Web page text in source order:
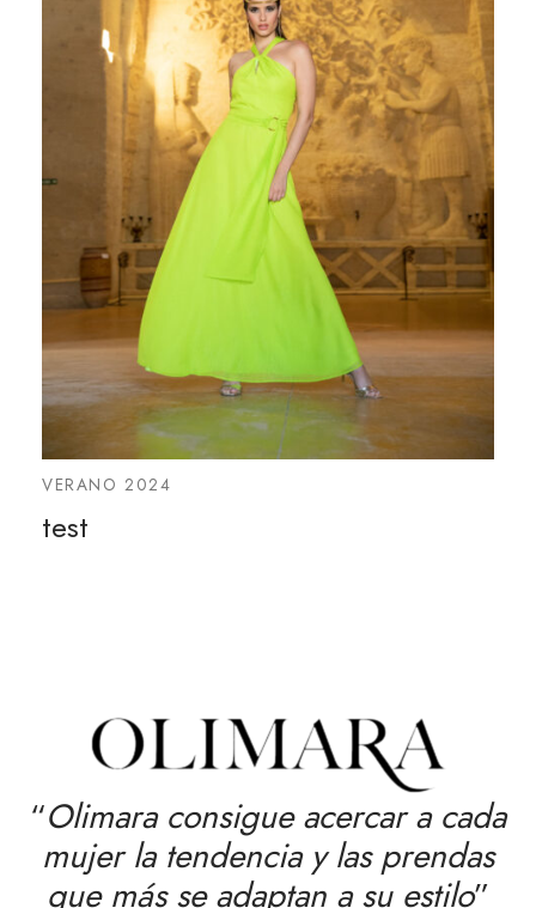
VERANO 2024
test
“Olimara consigue acercar a cada
mujer la tendencia y las prendas
que más se adaptan a su estilo”